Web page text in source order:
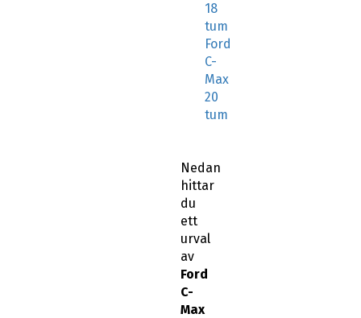
18
tum
Ford
C-
Max
20
tum
Nedan
hittar
du
ett
urval
av
Ford
C-
Max